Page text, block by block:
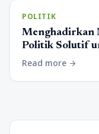
POLITIK
Menghadirkan
Politik Solutif
Read more arrow_forward